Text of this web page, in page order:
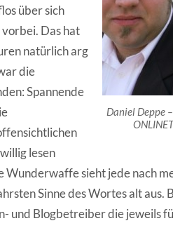
Daniel Deppe
über sich
vorbei. Das hat
natürlich arg
die
Spannende
lesen
Wunderwaffe sieht jede nach
Sinne des Wortes alt aus.
und Blogbetreiber die jeweils